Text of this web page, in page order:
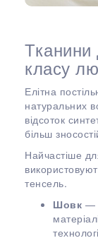
Тканини
класу
Елітна
натуральних
відсоток
більш
Найчастіше
тенсель.
Шовк —